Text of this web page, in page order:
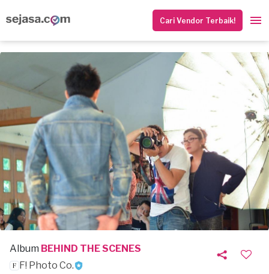
Cari Vendor Terbaik!
Album BEHIND THE SCENES
F! Photo Co.